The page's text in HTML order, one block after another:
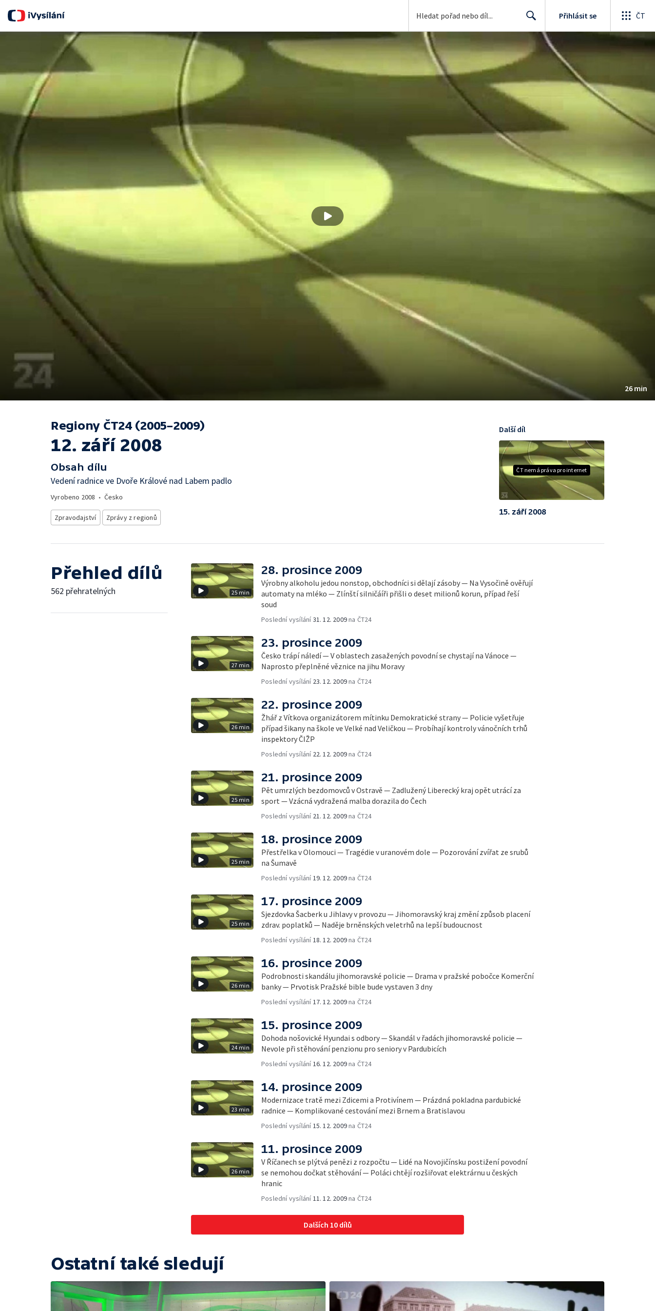
Search
Přihlásit se ČT
26 min
Regiony ČT24 (2005–2009)
12. září 2008
Obsah dílu
Vedení radnice ve Dvoře Králové nad Labem padlo
Vyrobeno 2008 • Česko
Zpravodajství Zprávy z regionů
ČT nemá práva pro internet
Další díl
15. září 2008
Přehled dílů
562 přehratelných 25 min
28. prosince 2009
Výrobny alkoholu jedou nonstop, obchodníci si dělají zásoby — Na Vysočině ověřují
automaty na mléko — Zlínští silničáíři přišli o deset milionů korun, případ řeší
soud
Poslední vysílání31. 12. 2009na ČT24
27 min
23. prosince 2009
Česko trápí náledí — V oblastech zasažených povodní se chystají na Vánoce —
Naprosto přeplněné věznice na jihu Moravy
Poslední vysílání 23. 12. 2009na ČT24
26 min
22. prosince 2009
Žhář z Vítkova organizátorem mítinku Demokratické strany — Policie vyšetřuje
případ šikany na škole ve Velké nad Veličkou — Probíhají kontroly vánočních trhů
inspektory ČIŽP
Poslední vysílání 22. 12. 2009na ČT24
25 min
21. prosince 2009
Pět umrzlých bezdomovců v Ostravě — Zadlužený Liberecký kraj opět utrácí za
sport — Vzácná vydražená malba dorazila do Čech
Poslední vysílání 21. 12. 2009na ČT24
25 min
18. prosince 2009
Přestřelka v Olomouci — Tragédie v uranovém dole — Pozorování zvířat ze srubů
na Šumavě
Poslední vysílání 19. 12. 2009na ČT24
25 min
17. prosince 2009
Sjezdovka Šacberk u Jihlavy v provozu — Jihomoravský kraj změní způsob placení
zdrav. poplatků — Naděje brněnských veletrhů na lepší budoucnost
Poslední vysílání 18. 12. 2009na ČT24
26 min
16. prosince 2009
Podrobnosti skandálu jihomoravské policie — Drama v pražské pobočce Komerční
banky — Prvotisk Pražské bible bude vystaven 3 dny
Poslední vysílání 17. 12. 2009na ČT24
24 min
15. prosince 2009
Dohoda nošovické Hyundai s odbory — Skandál v řadách jihomoravské policie —
Nevole při stěhování penzionu pro seniory v Pardubicích
Poslední vysílání 16. 12. 2009na ČT24
23 min
14. prosince 2009
Modernizace tratě mezi Zdicemi a Protivínem — Prázdná pokladna pardubické
radnice — Komplikované cestování mezi Brnem a Bratislavou
Poslední vysílání 15. 12. 2009na ČT24
26 min
11. prosince 2009
V Říčanech se plýtvá penězi z rozpočtu — Lidé na Novojičínsku postižení povodní
se nemohou dočkat stěhování — Poláci chtějí rozšiřovat elektrárnu u českých
hranic
Poslední vysílání 11. 12. 2009na ČT24
Dalších 10 dílů
Ostatní také sledují